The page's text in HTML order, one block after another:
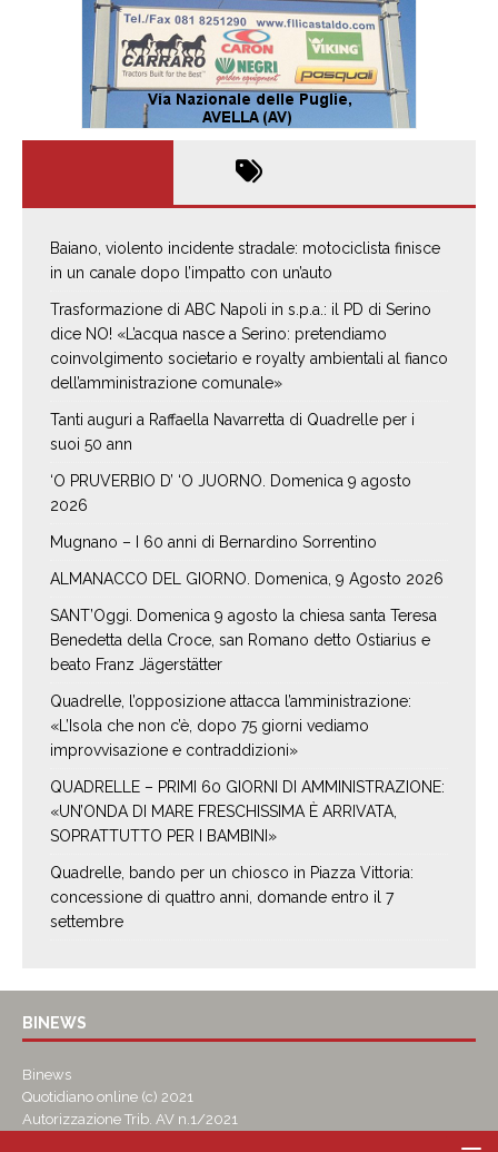
Baiano, violento incidente stradale: motociclista finisce
in un canale dopo l’impatto con un’auto
Trasformazione di ABC Napoli in s.p.a.: il PD di Serino
dice NO! «L’acqua nasce a Serino: pretendiamo
coinvolgimento societario e royalty ambientali al fianco
dell’amministrazione comunale»
Tanti auguri a Raffaella Navarretta di Quadrelle per i
suoi 50 ann
‘O PRUVERBIO D’ ‘O JUORNO. Domenica 9 agosto
2026
Mugnano – I 60 anni di Bernardino Sorrentino
ALMANACCO DEL GIORNO. Domenica, 9 Agosto 2026
SANT’Oggi. Domenica 9 agosto la chiesa santa Teresa
Benedetta della Croce, san Romano detto Ostiarius e
beato Franz Jägerstätter
Quadrelle, l’opposizione attacca l’amministrazione:
«L’Isola che non c’è, dopo 75 giorni vediamo
improvvisazione e contraddizioni»
QUADRELLE – PRIMI 60 GIORNI DI AMMINISTRAZIONE:
«UN’ONDA DI MARE FRESCHISSIMA È ARRIVATA,
SOPRATTUTTO PER I BAMBINI»
Quadrelle, bando per un chiosco in Piazza Vittoria:
concessione di quattro anni, domande entro il 7
settembre
BINEWS
Binews
Quotidiano online (c) 2021
Autorizzazione Trib. AV n.1/2021